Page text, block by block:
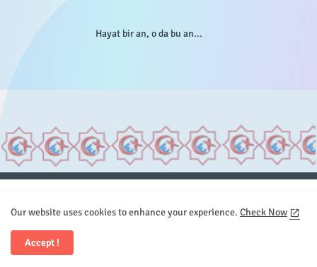
Hayat bir an, o da bu an...
Sitemap
İletişim
Our website uses cookies to enhance your experience. Check Now
Accept !